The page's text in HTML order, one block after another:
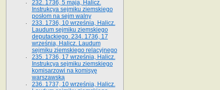
232. 1736, 5 maja, Halicz.
Instrukcya sejmiku ziemskiego
posłom na sejm walny
233. 1736, 10 września, Halicz.
Laudum sejmiku ziemskiego
deputackiego. 234. 1736, 17
września, Halicz. Laudum
sejmiku ziemskiego relacyjnego
235. 1736, 17 września, Halicz.
Instrukcya sejmiku ziemskiego
komisarzowi na komisyę
warszawską
236. 1737, 10 września, Halicz.